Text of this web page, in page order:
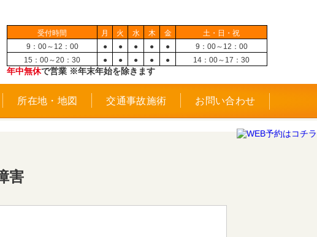
受付時間 月 火 水 木 金
土・日・祝
9：00～12：00
● ● ● ● ●
9：00～12：00
15：00～20：30
● ● ● ● ● 14：00～17：30
年中無休で営業 ※年末年始を除きます
所在地・地図 交通事故施術 お問い合わせ
害